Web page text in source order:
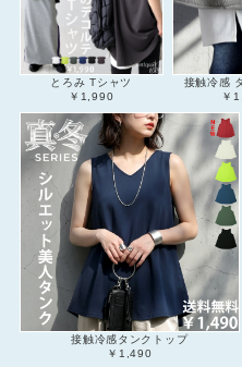
とろみ Tシャツ
￥1,990
接触冷感
￥
接触冷感タンクトップ
￥1,490